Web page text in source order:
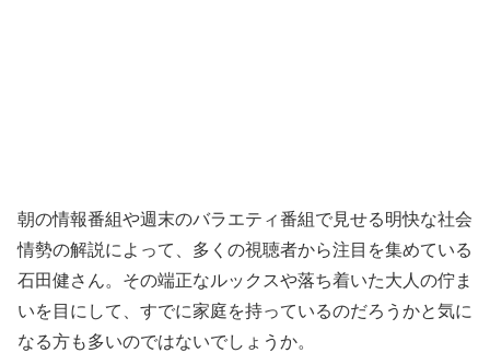
朝の情報番組や週末のバラエティ番組で見せる明快な社会
情勢の解説によって、多くの視聴者から注目を集めている
石田健さん。その端正なルックスや落ち着いた大人の佇ま
いを目にして、すでに家庭を持っているのだろうかと気に
なる方も多いのではないでしょうか。